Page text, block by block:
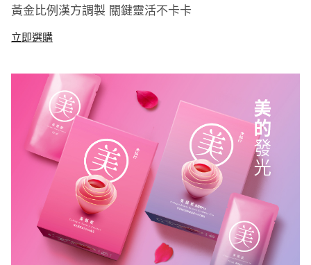
黃金比例漢方調製 關鍵靈活不卡卡
立即選購